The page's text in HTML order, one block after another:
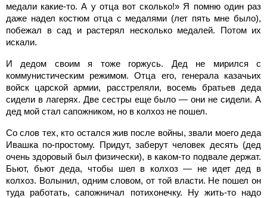
медали какие-то. А у отца вот сколько!» Я помню один раз
даже надел костюм отца с медалями (лет пять мне было),
побежал в сад и растерял несколько медалей. Потом их
искали.
И дедом своим я тоже горжусь. Дед не мирился с
коммунистическим режимом. Отца его, генерала казачьих
войск царской армии, расстреляли, восемь братьев деда
сидели в лагерях. Две сестры еще было — они не сидели. А
дед мой стал сапожником, но в колхоз не пошел.
Со слов тех, кто остался жив после войны, звали моего деда
Ивашка по-простому. Придут, заберут человек десять (дед
очень здоровый был физически), в каком-то подвале держат.
Бьют, бьют деда, чтобы шел в колхоз — не идет дед в
колхоз. Волынил, одним словом, от той власти. Не пошел он
туда работать, сапожничал потихонечку. Ну жить-то надо